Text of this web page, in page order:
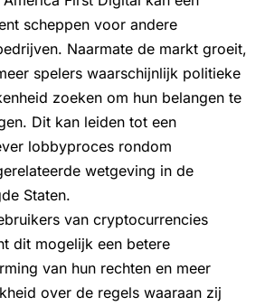
scheppen voor andere
Naarmate de markt groeit,
spelers waarschijnlijk politieke
zoeken om hun belangen te
Dit kan leiden tot een
lobbyproces rondom
wetgeving in de
Staten.
van cryptocurrencies
dit mogelijk een betere
van hun rechten en meer
over de regels waaraan zij